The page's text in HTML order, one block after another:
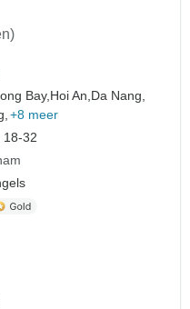
Bay,Hoi An,Da Nang,
+8 meer
18-32